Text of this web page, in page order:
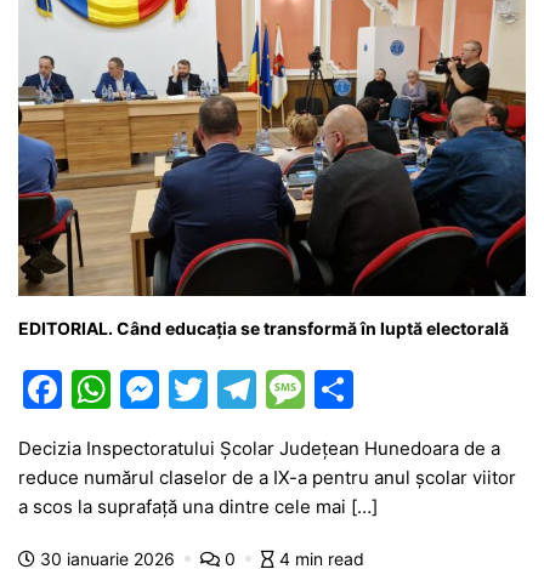
EDITORIAL. Când educația se transformă în luptă electorală
F
c
e
b
W
at
s
A
M
s
s
e
T
itt
er
T
e
gr
a
M
s
s
a
ta
je
a
Decizia Inspectoratului Școlar Județean Hunedoara de a
reduce numărul claselor de a IX-a pentru anul școlar viitor
a scos la suprafață una dintre cele mai […]
30 ianuarie 2026 0 4 min read